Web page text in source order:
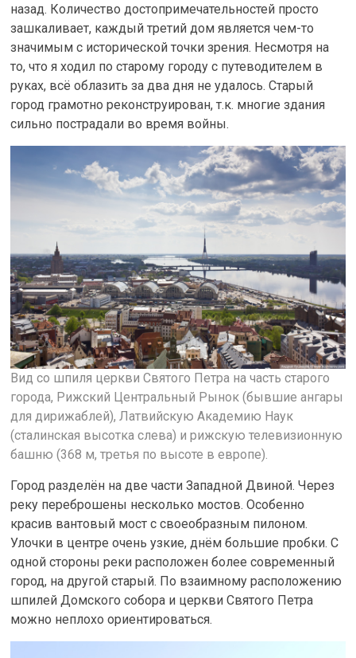
назад. Количество достопримечательностей просто
зашкаливает, каждый третий дом является чем-то
значимым с исторической точки зрения. Несмотря на
то, что я ходил по старому городу с путеводителем в
руках, всё облазить за два дня не удалось. Старый
город грамотно реконструирован, т.к. многие здания
сильно пострадали во время войны.
Вид со шпиля церкви Святого Петра на часть старого
города, Рижский Центральный Рынок (бывшие ангары
для дирижаблей), Латвийскую Академию Наук
(сталинская высотка слева) и рижскую телевизионную
башню (368 м, третья по высоте в европе).
Город разделён на две части Западной Двиной. Через
реку переброшены несколько мостов. Особенно
красив вантовый мост с своеобразным пилоном.
Улочки в центре очень узкие, днём большие пробки. С
одной стороны реки расположен более современный
город, на другой старый. По взаимному расположению
шпилей Домского собора и церкви Святого Петра
можно неплохо ориентироваться.